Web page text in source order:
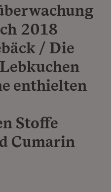
2018
/ Die
enthielten
Stoffe
Cumarin